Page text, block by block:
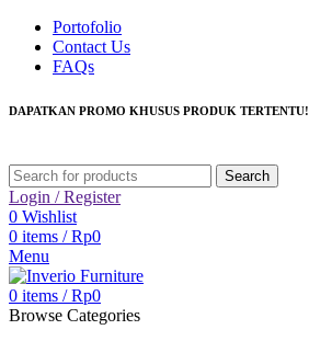
Portofolio
Contact Us
FAQs
DAPATKAN PROMO KHUSUS PRODUK TERTENTU!
Search
Login / Register
0 Wishlist
0 items / Rp0
Menu
0 items / Rp0
Browse Categories